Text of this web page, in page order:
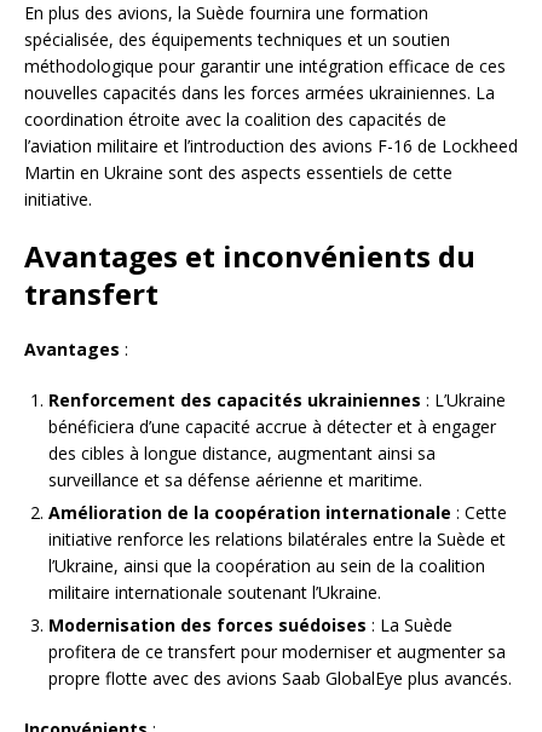
En plus des avions, la Suède fournira une formation
spécialisée, des équipements techniques et un soutien
méthodologique pour garantir une intégration efficace de ces
nouvelles capacités dans les forces armées ukrainiennes. La
coordination étroite avec la coalition des capacités de
l’aviation militaire et l’introduction des avions F-16 de Lockheed
Martin en Ukraine sont des aspects essentiels de cette
initiative.
Avantages et inconvénients du
transfert
Avantages :
Renforcement des capacités ukrainiennes : L’Ukraine
bénéficiera d’une capacité accrue à détecter et à engager
des cibles à longue distance, augmentant ainsi sa
surveillance et sa défense aérienne et maritime.
Amélioration de la coopération internationale : Cette
initiative renforce les relations bilatérales entre la Suède et
l’Ukraine, ainsi que la coopération au sein de la coalition
militaire internationale soutenant l’Ukraine.
Modernisation des forces suédoises : La Suède
profitera de ce transfert pour moderniser et augmenter sa
propre flotte avec des avions Saab GlobalEye plus avancés.